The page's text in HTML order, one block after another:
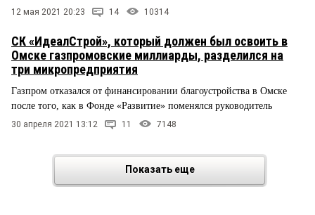
12 мая 2021 20:23 14 10314
СК «ИдеалСтрой», который должен был освоить в
Омске газпромовские миллиарды, разделился на
три микропредприятия
Газпром отказался от финансировании благоустройства в Омске
после того, как в Фонде «Развитие» поменялся руководитель
30 апреля 2021 13:12 11 7148
Показать еще